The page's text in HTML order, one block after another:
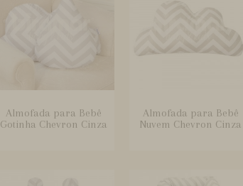
Almofada para Bebê
Gotinha Chevron Cinza
Almofada para Bebê
Nuvem Chevron Cinza